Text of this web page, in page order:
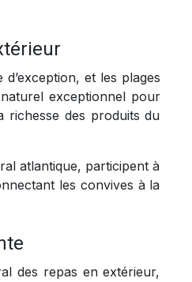
et les plages
exceptionnel pour
richesse des produits du
atlantique, participent à
les convives à la
des repas en extérieur,